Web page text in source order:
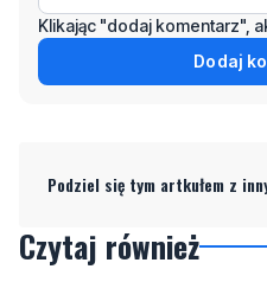
Klikając "dodaj komentarz",
Dodaj
Podziel się tym artkułem z
Czytaj również